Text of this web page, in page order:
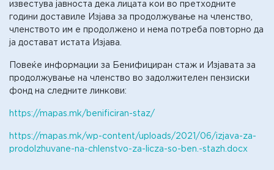
известува јавностa дека лицата кои во претходните
години доставиле Изјава за продолжување на членство,
членството им е продолжено и нема потреба повторно да
ја достават истата Изјава.
Повеќе информации за Бенифициран стаж и Изјавата за
продолжување на членство во задолжителен пензиски
фонд на следните линкови:
https://mapas.mk/benificiran-staz/
https://mapas.mk/wp-content/uploads/2021/06/izjava-za-
prodolzhuvane-na-chlenstvo-za-licza-so-ben.-stazh.docx